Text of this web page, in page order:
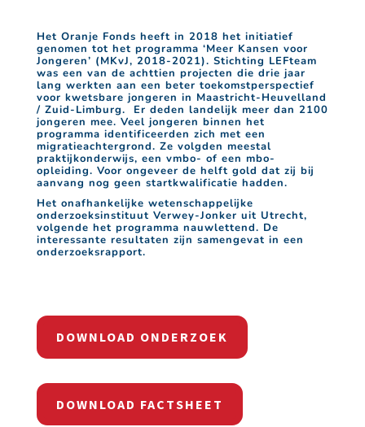
Het Oranje Fonds heeft in 2018 het initiatief
genomen tot het programma ‘Meer Kansen voor
Jongeren’ (MKvJ, 2018-2021). Stichting LEFteam
was een van de achttien projecten die drie jaar
lang werkten aan een beter toekomstperspectief
voor kwetsbare jongeren in Maastricht-Heuvelland
/ Zuid-Limburg. Er deden landelijk meer dan 2100
jongeren mee. Veel jongeren binnen het
programma identificeerden zich met een
migratieachtergrond. Ze volgden meestal
praktijkonderwijs, een vmbo- of een mbo-
opleiding. Voor ongeveer de helft gold dat zij bij
aanvang nog geen startkwalificatie hadden.
Het onafhankelijke wetenschappelijke
onderzoeksinstituut Verwey-Jonker uit Utrecht,
volgende het programma nauwlettend. De
interessante resultaten zijn samengevat in een
onderzoeksrapport.
DOWNLOAD ONDERZOEK
DOWNLOAD FACTSHEET